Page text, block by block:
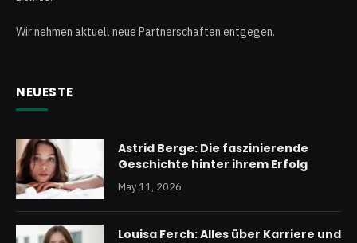
Wir nehmen aktuell neue Partnerschaften entgegen.
NEUESTE
Astrid Berge: Die faszinierende
Geschichte hinter ihrem Erfolg
May 11, 2026
Louisa Ferch: Alles über Karriere und